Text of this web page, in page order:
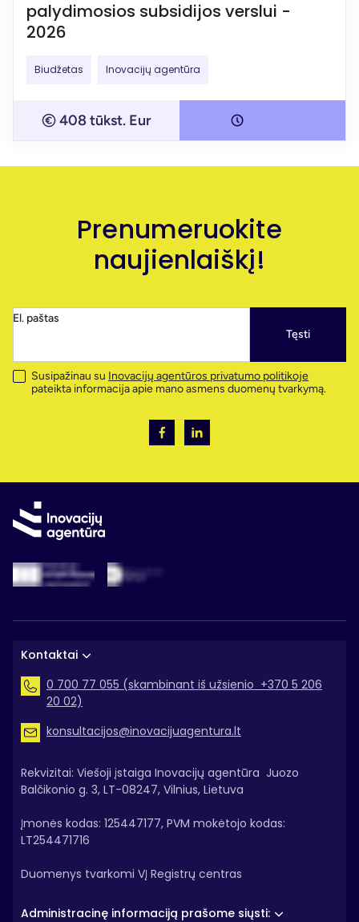
palydimosios subsidijos verslui -
2026
Biudžetas Inovacijų agentūra
408 tūkst. Eur
Prenumeruokite
naujienlaiškį!
El. paštas
Tęsti
Susipažinau su Inovacijų agentūros privatumo politikoje
pateikta informacija apie mano asmens duomenų tvarkymą.
Kontaktai
0 700 77 055 (skambinant iš užsienio +370 5 206
20 02)
konsultacijos@inovacijuagentura.lt
Rekvizitai: Viešoji įstaiga Inovacijų agentūra Juozo
Balčikonio g. 3, LT-08247, Vilnius, Lietuva
Įmonės kodas: 125447177, PVM mokėtojo kodas:
LT254471716
Duomenys tvarkomi VĮ Registrų centras
Administracinę informaciją prašome siųsti: